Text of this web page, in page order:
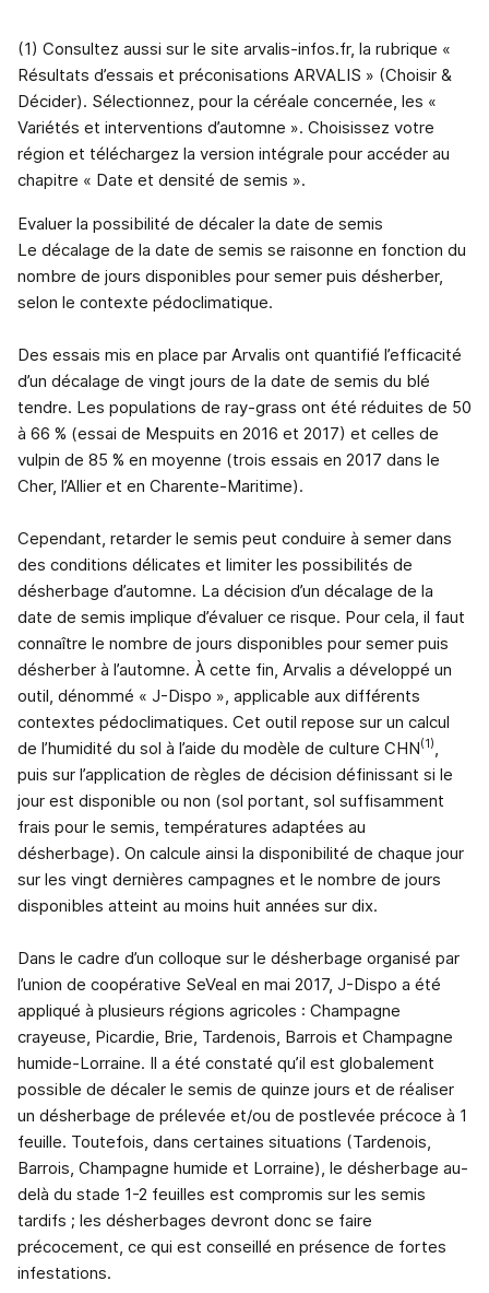
(1) Consultez aussi sur le site arvalis-infos.fr, la rubrique «
Résultats d’essais et préconisations ARVALIS » (Choisir &
Décider). Sélectionnez, pour la céréale concernée, les «
Variétés et interventions d’automne ». Choisissez votre
région et téléchargez la version intégrale pour accéder au
chapitre « Date et densité de semis ».
Evaluer la possibilité de décaler la date de semis
Le décalage de la date de semis se raisonne en fonction du
nombre de jours disponibles pour semer puis désherber,
selon le contexte pédoclimatique.
Des essais mis en place par Arvalis ont quantifié l’efficacité
d’un décalage de vingt jours de la date de semis du blé
tendre. Les populations de ray-grass ont été réduites de 50
à 66 % (essai de Mespuits en 2016 et 2017) et celles de
vulpin de 85 % en moyenne (trois essais en 2017 dans le
Cher, l’Allier et en Charente-Maritime).
Cependant, retarder le semis peut conduire à semer dans
des conditions délicates et limiter les possibilités de
désherbage d’automne. La décision d’un décalage de la
date de semis implique d’évaluer ce risque. Pour cela, il faut
connaître le nombre de jours disponibles pour semer puis
désherber à l’automne. À cette fin, Arvalis a développé un
outil, dénommé « J-Dispo », applicable aux différents
contextes pédoclimatiques. Cet outil repose sur un calcul
de l’humidité du sol à l’aide du modèle de culture CHN(1),
puis sur l’application de règles de décision définissant si le
jour est disponible ou non (sol portant, sol suffisamment
frais pour le semis, températures adaptées au
désherbage). On calcule ainsi la disponibilité de chaque jour
sur les vingt dernières campagnes et le nombre de jours
disponibles atteint au moins huit années sur dix.
Dans le cadre d’un colloque sur le désherbage organisé par
l’union de coopérative SeVeal en mai 2017, J-Dispo a été
appliqué à plusieurs régions agricoles : Champagne
crayeuse, Picardie, Brie, Tardenois, Barrois et Champagne
humide-Lorraine. Il a été constaté qu’il est globalement
possible de décaler le semis de quinze jours et de réaliser
un désherbage de prélevée et/ou de postlevée précoce à 1
feuille. Toutefois, dans certaines situations (Tardenois,
Barrois, Champagne humide et Lorraine), le désherbage au-
delà du stade 1-2 feuilles est compromis sur les semis
tardifs ; les désherbages devront donc se faire
précocement, ce qui est conseillé en présence de fortes
infestations.